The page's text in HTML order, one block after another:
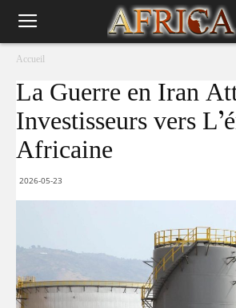
Accueil
La Guerre en Iran
Investisseurs vers
Africaine
2026-05-23